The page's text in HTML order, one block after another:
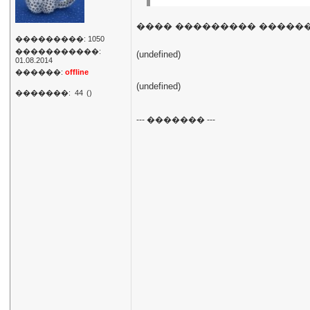
���������: 1050
�����������:
01.08.2014
������: offline
�������: 44 ()
���� ���������
--- ������� ---